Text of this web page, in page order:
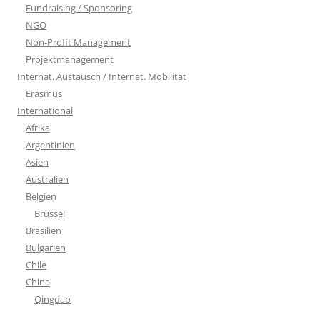
Fundraising / Sponsoring
NGO
Non-Profit Management
Projektmanagement
Internat. Austausch / Internat. Mobilität
Erasmus
International
Afrika
Argentinien
Asien
Australien
Belgien
Brüssel
Brasilien
Bulgarien
Chile
China
Qingdao